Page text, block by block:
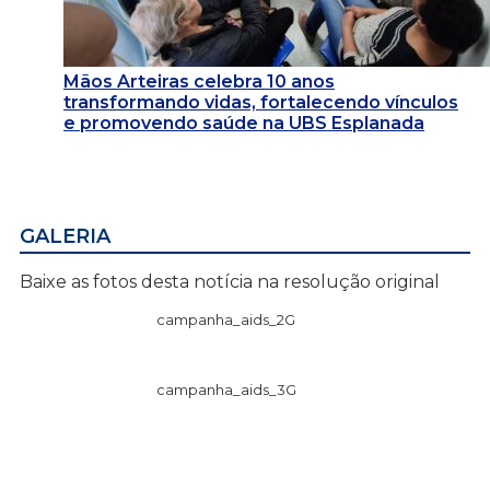
Mãos Arteiras celebra 10 anos
transformando vidas, fortalecendo vínculos
e promovendo saúde na UBS Esplanada
GALERIA
Baixe as fotos desta notícia na resolução original
campanha_aids_2G
campanha_aids_3G